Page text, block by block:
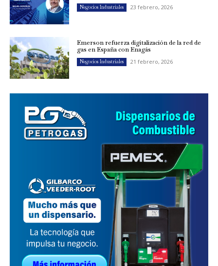
Negocios Industriales 23 febrero, 2026
Emerson refuerza digitalización de la red de
gas en España con Enagás
Negocios Industriales 21 febrero, 2026